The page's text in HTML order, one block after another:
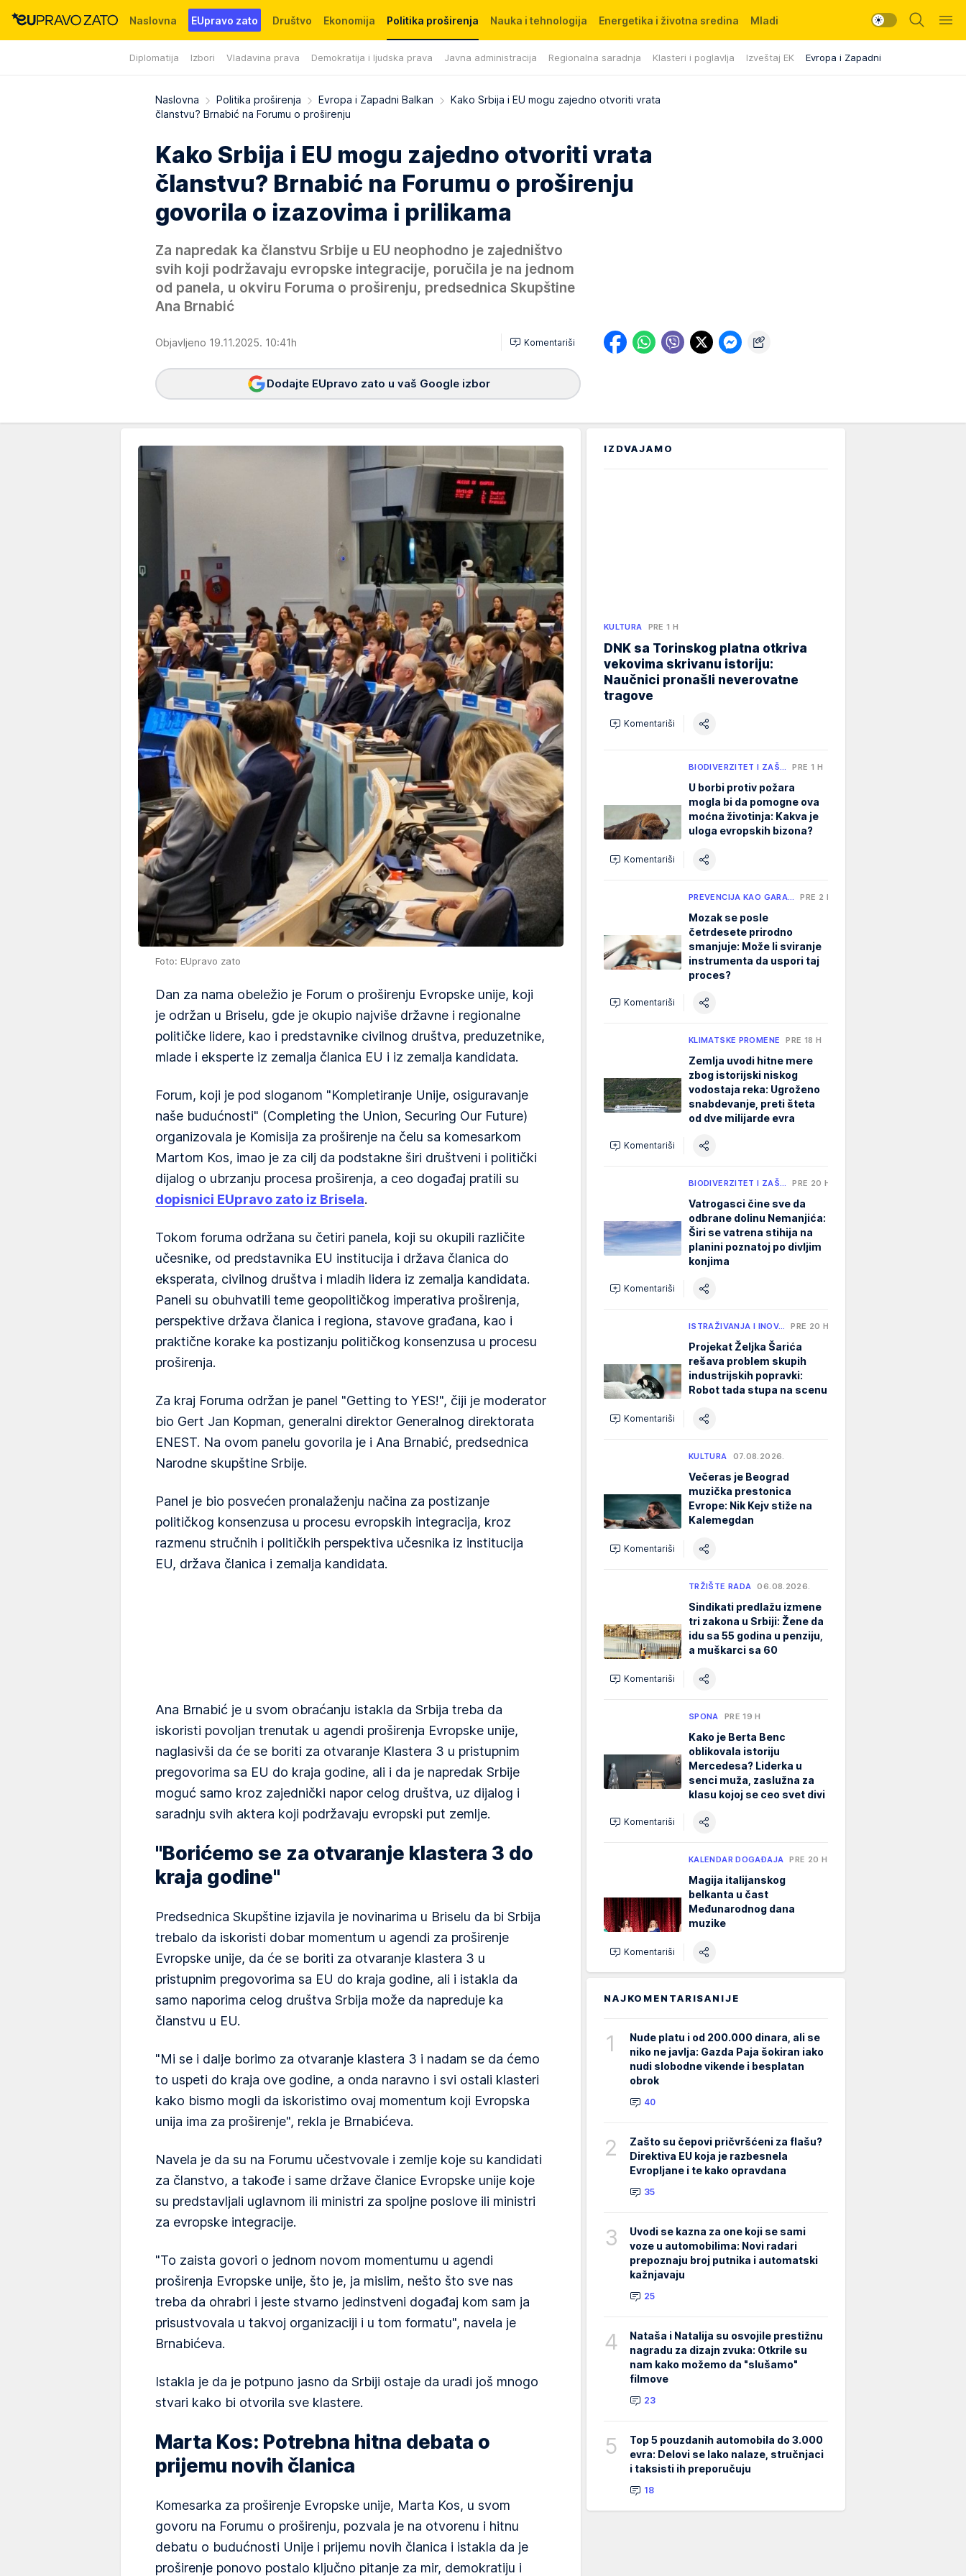
Naslovna EUpravo zato Društvo Ekonomija Politika proširenja
Diplomatija Izbori Vladavina prava Demokratija i ljudska prava Javna administracija Regionalna saradnja Klasteri i poglavlja Izveštaj EK Evropa i Zapadni Balkan
Nauka i tehnologija Energetika i životna sredina Mladi
Događaji News WMG fondacija
Naslovna Politika proširenja Evropa i Zapadni Balkan
Kako Srbija i EU mogu zajedno otvoriti vrata
članstvu? Brnabić na Forumu o proširenju
Kako Srbija i EU mogu zajedno otvoriti vrata
članstvu? Brnabić na Forumu o proširenju
govorila o izazovima i prilikama
Za napredak ka članstvu Srbije u EU neophodno je zajedništvo
svih koji podržavaju evropske integracije, poručila je na jednom
od panela, u okviru Foruma o proširenju, predsednica Skupštine
Ana Brnabić
Objavljeno 19.11.2025. 10:41h Komentariši
Dodajte EUpravo zato u vaš Google izbor
Foto: EUpravo zato
Dan za nama obeležio je Forum o proširenju Evropske unije, koji
je održan u Briselu, gde je okupio najviše državne i regionalne
političke lidere, kao i predstavnike civilnog društva, preduzetnike,
mlade i eksperte iz zemalja članica EU i iz zemalja kandidata.
Forum, koji je pod sloganom "Kompletiranje Unije, osiguravanje
naše budućnosti" (Completing the Union, Securing Our Future)
organizovala je Komisija za proširenje na čelu sa komesarkom
Martom Kos, imao je za cilj da podstakne širi društveni i politički
dijalog o ubrzanju procesa proširenja, a ceo događaj pratili su
dopisnici EUpravo zato iz Brisela.
Tokom foruma održana su četiri panela, koji su okupili različite
učesnike, od predstavnika EU institucija i država članica do
eksperata, civilnog društva i mladih lidera iz zemalja kandidata.
Paneli su obuhvatili teme geopolitičkog imperativa proširenja,
perspektive država članica i regiona, stavove građana, kao i
praktične korake ka postizanju političkog konsenzusa u procesu
proširenja.
Za kraj Foruma održan je panel "Getting to YES!", čiji je moderator
bio Gert Jan Kopman, generalni direktor Generalnog direktorata
ENEST. Na ovom panelu govorila je i Ana Brnabić, predsednica
Narodne skupštine Srbije.
Panel je bio posvećen pronalaženju načina za postizanje
političkog konsenzusa u procesu evropskih integracija, kroz
razmenu stručnih i političkih perspektiva učesnika iz institucija
EU, država članica i zemalja kandidata.
Ana Brnabić je u svom obraćanju istakla da Srbija treba da
iskoristi povoljan trenutak u agendi proširenja Evropske unije,
naglasivši da će se boriti za otvaranje Klastera 3 u pristupnim
pregovorima sa EU do kraja godine, ali i da je napredak Srbije
moguć samo kroz zajednički napor celog društva, uz dijalog i
saradnju svih aktera koji podržavaju evropski put zemlje.
"Borićemo se za otvaranje klastera 3 do
kraja godine"
Predsednica Skupštine izjavila je novinarima u Briselu da bi Srbija
trebalo da iskoristi dobar momentum u agendi za proširenje
Evropske unije, da će se boriti za otvaranje klastera 3 u
pristupnim pregovorima sa EU do kraja godine, ali i istakla da
samo naporima celog društva Srbija može da napreduje ka
članstvu u EU.
"Mi se i dalje borimo za otvaranje klastera 3 i nadam se da ćemo
to uspeti do kraja ove godine, a onda naravno i svi ostali klasteri
kako bismo mogli da iskoristimo ovaj momentum koji Evropska
unija ima za proširenje", rekla je Brnabićeva.
Navela je da su na Forumu učestvovale i zemlje koje su kandidati
za članstvo, a takođe i same države članice Evropske unije koje
su predstavljali uglavnom ili ministri za spoljne poslove ili ministri
za evropske integracije.
"To zaista govori o jednom novom momentumu u agendi
proširenja Evropske unije, što je, ja mislim, nešto što sve nas
treba da ohrabri i jeste stvarno jedinstveni događaj kom sam ja
prisustvovala u takvoj organizaciji i u tom formatu", navela je
Brnabićeva.
Istakla je da je potpuno jasno da Srbiji ostaje da uradi još mnogo
stvari kako bi otvorila sve klastere.
Marta Kos: Potrebna hitna debata o
prijemu novih članica
Komesarka za proširenje Evropske unije, Marta Kos, u svom
govoru na Forumu o proširenju, pozvala je na otvorenu i hitnu
debatu o budućnosti Unije i prijemu novih članica i istakla da je
proširenje ponovo postalo ključno pitanje za mir, demokratiju i
IZDVAJAMO
KULTURA PRE 1 H
DNK sa Torinskog platna otkriva
vekovima skrivanu istoriju:
Naučnici pronašli neverovatne
tragove
Komentariši
BIODIVERZITET I ZAŠ… PRE 1 H
U borbi protiv požara
mogla bi da pomogne ova
moćna životinja: Kakva je
uloga evropskih bizona?
Komentariši
PREVENCIJA KAO GARA… PRE 2 H
Mozak se posle
četrdesete prirodno
smanjuje: Može li sviranje
instrumenta da uspori taj
proces?
Komentariši
KLIMATSKE PROMENE PRE 18 H
Zemlja uvodi hitne mere
zbog istorijski niskog
vodostaja reka: Ugroženo
snabdevanje, preti šteta
od dve milijarde evra
Komentariši
BIODIVERZITET I ZAŠ… PRE 20 H
Vatrogasci čine sve da
odbrane dolinu Nemanjića:
Širi se vatrena stihija na
planini poznatoj po divljim
konjima
Komentariši
ISTRAŽIVANJA I INOV… PRE 20 H
Projekat Željka Šarića
rešava problem skupih
industrijskih popravki:
Robot tada stupa na scenu
Komentariši
KULTURA 07.08.2026.
Večeras je Beograd
muzička prestonica
Evrope: Nik Kejv stiže na
Kalemegdan
Komentariši
TRŽIŠTE RADA 06.08.2026.
Sindikati predlažu izmene
tri zakona u Srbiji: Žene da
idu sa 55 godina u penziju,
a muškarci sa 60
Komentariši
SPONA PRE 19 H
Kako je Berta Benc
oblikovala istoriju
Mercedesa? Liderka u
senci muža, zaslužna za
klasu kojoj se ceo svet divi
Komentariši
KALENDAR DOGAĐAJA PRE 20 H
Magija italijanskog
belkanta u čast
Međunarodnog dana
muzike
Komentariši
NAJKOMENTARISANIJE
1
Nude platu i od 200.000 dinara, ali se
niko ne javlja: Gazda Paja šokiran iako
nudi slobodne vikende i besplatan
obrok
40
2
Zašto su čepovi pričvršćeni za flašu?
Direktiva EU koja je razbesnela
Evropljane i te kako opravdana
35
3
Uvodi se kazna za one koji se sami
voze u automobilima: Novi radari
prepoznaju broj putnika i automatski
kažnjavaju
25
4
Nataša i Natalija su osvojile prestižnu
nagradu za dizajn zvuka: Otkrile su
nam kako možemo da "slušamo"
filmove
23
5
Top 5 pouzdanih automobila do 3.000
evra: Delovi se lako nalaze, stručnjaci
i taksisti ih preporučuju
18